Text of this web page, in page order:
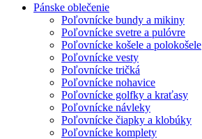
Pánske oblečenie
Poľovnícke bundy a mikiny
Poľovnícke svetre a pulóvre
Poľovnícke košele a polokošele
Poľovnícke vesty
Poľovnícke tričká
Poľovnícke nohavice
Poľovnícke golfky a kraťasy
Poľovnícke návleky
Poľovnícke čiapky a klobúky
Poľovnícke komplety